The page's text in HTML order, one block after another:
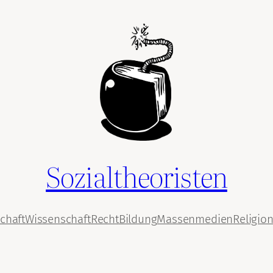
Sozialtheoristen
WissenschaftRechtBildungMassenmedienReligion